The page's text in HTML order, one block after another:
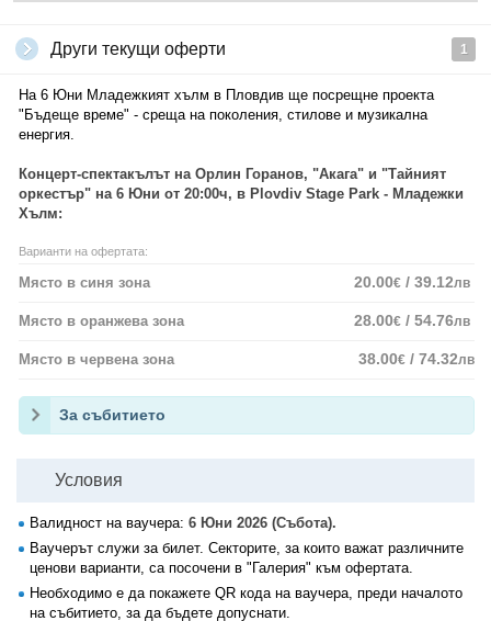
Други текущи оферти 1
На 6 Юни Младежкият хълм в Пловдив ще посрещне проекта
"Бъдеще време" - среща на поколения, стилове и музикална
енергия.
Концерт-спектакълът на Орлин Горанов, "Акага" и "Тайният
оркестър" на 6 Юни от 20:00ч, в Plovdiv Stage Park - Младежки
Хълм:
Варианти на офертата:
Място в синя зона 20.00€ / 39.12лв
Място в оранжева зона 28.00€ / 54.76лв
Място в червена зона 38.00€ / 74.32лв
За събитието
Условия
Валидност на ваучера: 6 Юни 2026 (Събота).
Ваучерът служи за билет. Секторите, за които важат различните
ценови варианти, са посочени в "Галерия" към офертата.
Необходимо е да покажете QR кода на ваучера, преди началото
на събитието, за да бъдете допуснати.